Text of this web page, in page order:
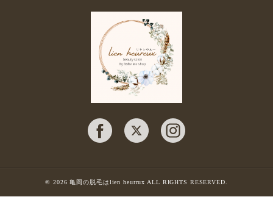
© 2026 亀岡の脱毛はlien heurrux ALL RIGHTS RESERVED.